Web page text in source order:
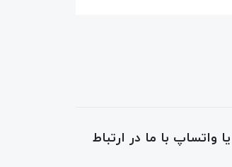
واتساپ با ما در ارتباط